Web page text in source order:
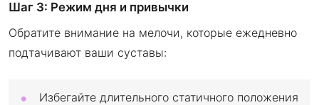
Шаг 3: Режим дня и привычки
Обратите внимание на мелочи, которые ежедневно
подтачивают ваши суставы:
Избегайте длительного статичного положения